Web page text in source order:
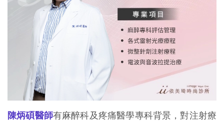
陳炳碩醫師有麻醉科及疼痛醫學專科背景，對注射療